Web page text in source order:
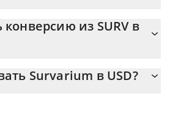
равно 0.00002795 {toSymbol
конверсию из SURV в
в USD, просто введя сумму Survarium
Survarium в USD?